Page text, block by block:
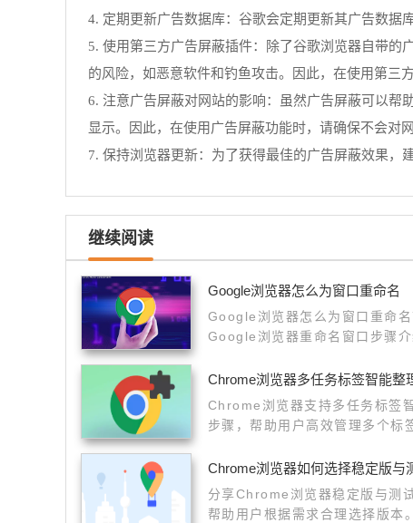
4. 定期更新广告数据库：谷歌会定期更新其广告数据
5. 使用第三方广告屏蔽插件：除了谷歌浏览器自带
的风险，如恶意软件和钓鱼攻击。因此，在使用第三
6. 注意广告屏蔽对网站的影响：虽然广告屏蔽可以帮
显示。因此，在使用广告屏蔽功能时，请确保不会对
7. 保持浏览器更新：为了获得最佳的广告屏蔽效果，
继续阅读
Google浏览器怎么为窗口重命名
Google浏览器怎么为窗口重命
Google浏览器重命名窗口步骤介
Chrome浏览器多任务标签智能整
Chrome浏览器支持多任务标签
步骤，帮助用户高效管理多个标
Chrome浏览器如何选择稳定版与
分享Chrome浏览器稳定版与测
帮助用户根据需求合理选择版本。